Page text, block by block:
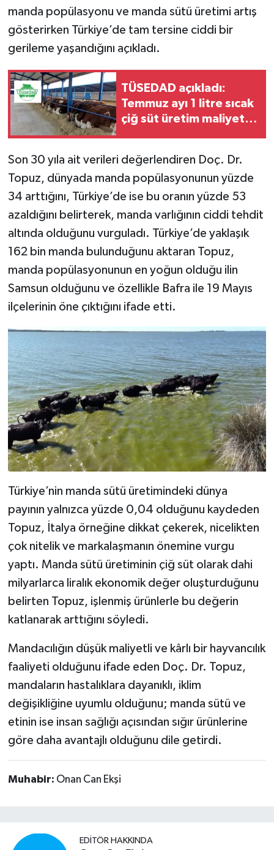
manda popülasyonu ve manda sütü üretimi artış
gösterirken Türkiye’de tam tersine ciddi bir
gerileme yaşandığını açıkladı.
TÜSEDAD açıkladı:
Temmuz ayı 1 litre sıcak
çiğ süt üretim maliyeti
Son 30 yıla ait verileri değerlendiren Doç. Dr.
Topuz, dünyada manda popülasyonunun yüzde
34 arttığını, Türkiye’de ise bu oranın yüzde 53
azaldığını belirterek, manda varlığının ciddi tehdit
altında olduğunu vurguladı. Türkiye’de yaklaşık
162 bin manda bulunduğunu aktaran Topuz,
manda popülasyonunun en yoğun olduğu ilin
Samsun olduğunu ve özellikle Bafra ile 19 Mayıs
ilçelerinin öne çıktığını ifade etti.
Türkiye’nin manda sütü üretimindeki dünya
payının yalnızca yüzde 0,04 olduğunu kaydeden
Topuz, İtalya örneğine dikkat çekerek, nicelikten
çok nitelik ve markalaşmanın önemine vurgu
yaptı. Manda sütü üretiminin çiğ süt olarak dahi
milyarlarca liralık ekonomik değer oluşturduğunu
belirten Topuz, işlenmiş ürünlerle bu değerin
katlanarak arttığını söyledi.
Mandacılığın düşük maliyetli ve kârlı bir hayvancılık
faaliyeti olduğunu ifade eden Doç. Dr. Topuz,
mandaların hastalıklara dayanıklı, iklim
değişikliğine uyumlu olduğunu; manda sütü ve
etinin ise insan sağlığı açısından sığır ürünlerine
göre daha avantajlı olduğunu dile getirdi.
Muhabir: Onan Can Ekşi
EDITÖR HAKKINDA